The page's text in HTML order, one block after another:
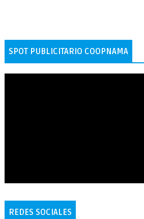
SPOT PUBLICITARIO COOPNAMA
REDES SOCIALES